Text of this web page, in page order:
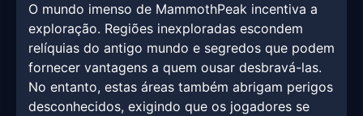
O mundo imenso de MammothPeak incentiva a
exploração. Regiões inexploradas escondem
relíquias do antigo mundo e segredos que podem
fornecer vantagens a quem ousar desbravá-las.
No entanto, estas áreas também abrigam perigos
desconhecidos, exigindo que os jogadores se